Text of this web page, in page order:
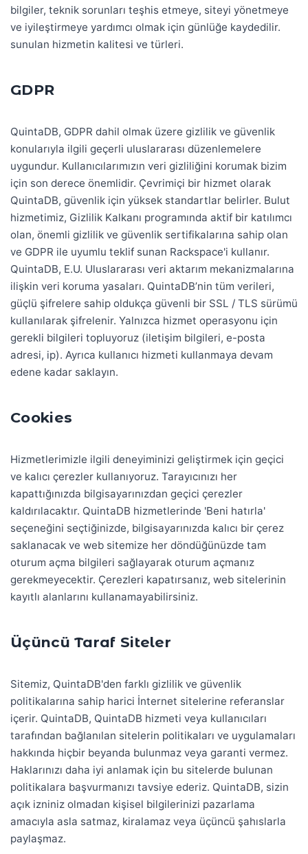
bilgiler, teknik sorunları teşhis etmeye, siteyi yönetmeye
ve iyileştirmeye yardımcı olmak için günlüğe kaydedilir.
sunulan hizmetin kalitesi ve türleri.
GDPR
QuintaDB, GDPR dahil olmak üzere gizlilik ve güvenlik
konularıyla ilgili geçerli uluslararası düzenlemelere
uygundur. Kullanıcılarımızın veri gizliliğini korumak bizim
için son derece önemlidir. Çevrimiçi bir hizmet olarak
QuintaDB, güvenlik için yüksek standartlar belirler. Bulut
hizmetimiz, Gizlilik Kalkanı programında aktif bir katılımcı
olan, önemli gizlilik ve güvenlik sertifikalarına sahip olan
ve GDPR ile uyumlu teklif sunan Rackspace'i kullanır.
QuintaDB, E.U. Uluslararası veri aktarım mekanizmalarına
ilişkin veri koruma yasaları. QuintaDB’nin tüm verileri,
güçlü şifrelere sahip oldukça güvenli bir SSL / TLS sürümü
kullanılarak şifrelenir. Yalnızca hizmet operasyonu için
gerekli bilgileri topluyoruz (iletişim bilgileri, e-posta
adresi, ip). Ayrıca kullanıcı hizmeti kullanmaya devam
edene kadar saklayın.
Cookies
Hizmetlerimizle ilgili deneyiminizi geliştirmek için geçici
ve kalıcı çerezler kullanıyoruz. Tarayıcınızı her
kapattığınızda bilgisayarınızdan geçici çerezler
kaldırılacaktır. QuintaDB hizmetlerinde 'Beni hatırla'
seçeneğini seçtiğinizde, bilgisayarınızda kalıcı bir çerez
saklanacak ve web sitemize her döndüğünüzde tam
oturum açma bilgileri sağlayarak oturum açmanız
gerekmeyecektir. Çerezleri kapatırsanız, web sitelerinin
kayıtlı alanlarını kullanamayabilirsiniz.
Üçüncü Taraf Siteler
Sitemiz, QuintaDB'den farklı gizlilik ve güvenlik
politikalarına sahip harici İnternet sitelerine referanslar
içerir. QuintaDB, QuintaDB hizmeti veya kullanıcıları
tarafından bağlanılan sitelerin politikaları ve uygulamaları
hakkında hiçbir beyanda bulunmaz veya garanti vermez.
Haklarınızı daha iyi anlamak için bu sitelerde bulunan
politikalara başvurmanızı tavsiye ederiz. QuintaDB, sizin
açık izniniz olmadan kişisel bilgilerinizi pazarlama
amacıyla asla satmaz, kiralamaz veya üçüncü şahıslarla
paylaşmaz.